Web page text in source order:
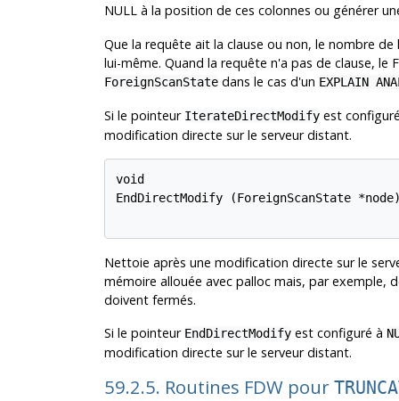
NULL à la position de ces colonnes ou générer
Que la requête ait la clause ou non, le nombre
lui-même. Quand la requête n'a pas de clause,
ForeignScanStatedans le cas d'un EXPLAIN
Si le pointeur IterateDirectModifyest
modification directe sur le serveur distant.
void
EndDirectModify (ForeignScanState
Nettoie après une modification directe sur le
mémoire allouée avec palloc mais, par exemple,
doivent fermés.
Si le pointeur EndDirectModifyest configuré à
modification directe sur le serveur distant.
59.2.5. Routines FDW pour